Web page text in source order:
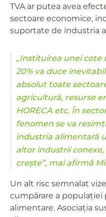
TVA ar putea avea
sectoare economice,
suportate de industria
„Instituirea unei cote
20% va duce
absolut toate
agricultură, resurse
HORECA etc. În
fenomen se va
industria alimentară
altor industrii conexe,
crește”, mai afirmă
Un alt risc semnalat
cumpărare a
alimentare. Asociația